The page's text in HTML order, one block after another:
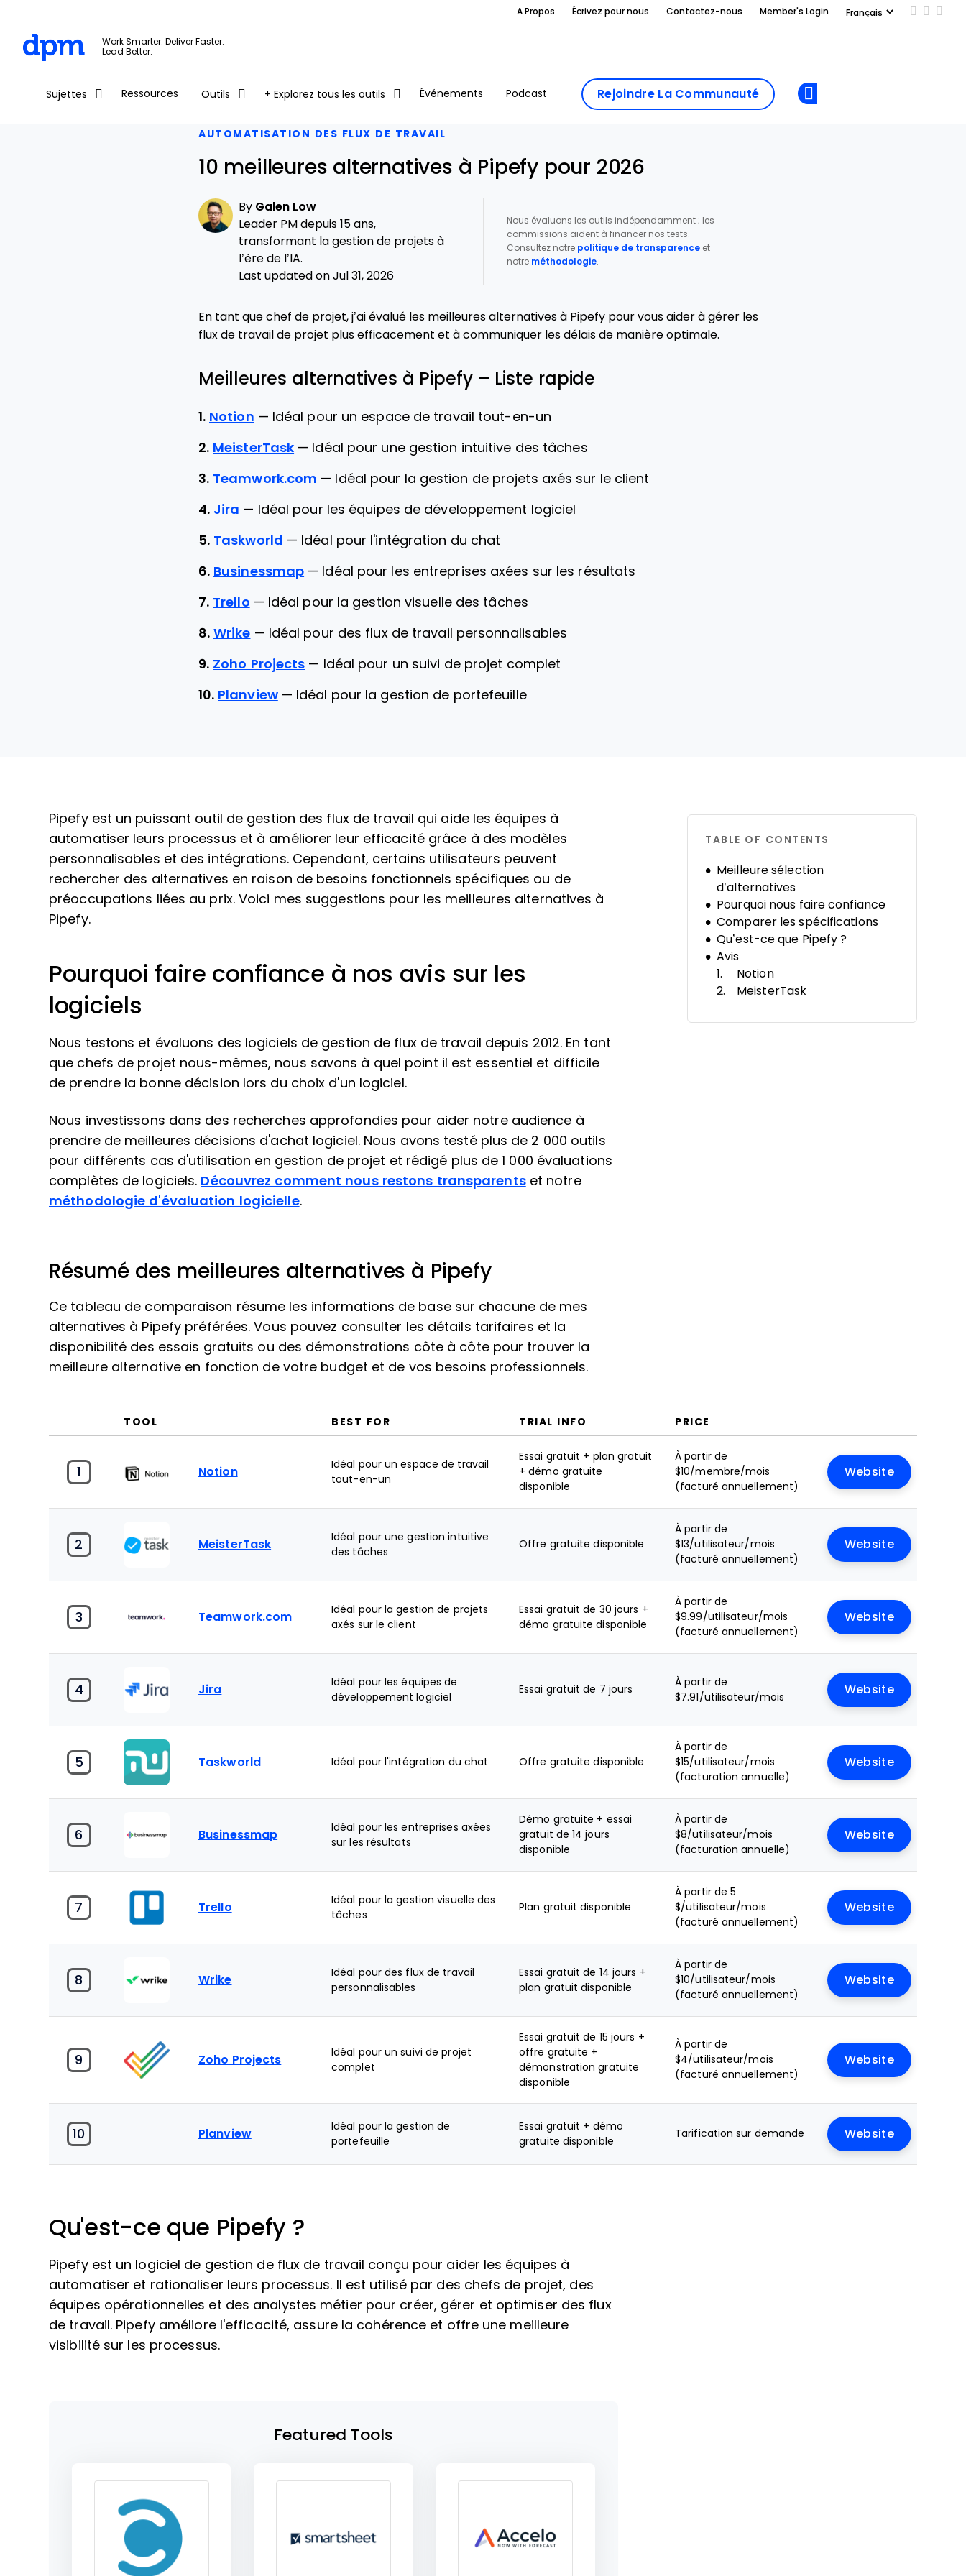
Skip to main content
A Propos Écrivez pour nous Contactez-nous Member's Login Add us
Follow
Work Smarter. Deliver Faster.
Lead Better.
Sujettes Ressources Outils + Explorez tous les outils Événements Podcast Rejoindre La Communauté
AUTOMATISATION DES FLUX DE TRAVAIL
10 meilleures alternatives à Pipefy pour 2026
By Galen Low
Leader PM depuis 15 ans,
transformant la gestion de projets à
l’ère de l’IA.
Last updated on Jul 31, 2026
Nous évaluons les outils indépendamment ; les
commissions aident à financer nos tests.
Consultez notre politique de transparenceet
notre méthodologie.
En tant que chef de projet, j’ai évalué les meilleures alternatives à Pipefy pour vous aider à gérer les
flux de travail de projet plus efficacement et à communiquer les délais de manière optimale.
Meilleures alternatives à Pipefy – Liste rapide
1. Notion — Idéal pour un espace de travail tout-en-un
2. MeisterTask — Idéal pour une gestion intuitive des tâches
3. Teamwork.com — Idéal pour la gestion de projets axés sur le client
4. Jira — Idéal pour les équipes de développement logiciel
5. Taskworld — Idéal pour l'intégration du chat
6. Businessmap — Idéal pour les entreprises axées sur les résultats
7. Trello — Idéal pour la gestion visuelle des tâches
8. Wrike — Idéal pour des flux de travail personnalisables
9. Zoho Projects — Idéal pour un suivi de projet complet
10. Planview — Idéal pour la gestion de portefeuille
Pipefy est un puissant outil de gestion des flux de travail qui aide les équipes à
automatiser leurs processus et à améliorer leur efficacité grâce à des modèles
personnalisables et des intégrations. Cependant, certains utilisateurs peuvent
rechercher des alternatives en raison de besoins fonctionnels spécifiques ou de
préoccupations liées au prix. Voici mes suggestions pour les meilleures alternatives à
Pipefy.
Pourquoi faire confiance à nos avis sur les
logiciels
Nous testons et évaluons des logiciels de gestion de flux de travail depuis 2012. En tant
que chefs de projet nous-mêmes, nous savons à quel point il est essentiel et difficile
de prendre la bonne décision lors du choix d'un logiciel.
Nous investissons dans des recherches approfondies pour aider notre audience à
prendre de meilleures décisions d'achat logiciel. Nous avons testé plus de 2 000 outils
pour différents cas d'utilisation en gestion de projet et rédigé plus de 1 000 évaluations
complètes de logiciels. Découvrez comment nous restons transparentset notre
méthodologie d'évaluation logicielle.
Résumé des meilleures alternatives à Pipefy
Ce tableau de comparaison résume les informations de base sur chacune de mes
alternatives à Pipefy préférées. Vous pouvez consulter les détails tarifaires et la
disponibilité des essais gratuits ou des démonstrations côte à côte pour trouver la
meilleure alternative en fonction de votre budget et de vos besoins professionnels.
TOOL BEST FOR TRIAL INFO PRICE
1 Notion
Idéal pour un espace de travail
tout-en-un
Essai gratuit + plan gratuit
+ démo gratuite
disponible
À partir de
$10/membre/mois
(facturé annuellement)
Website
2 MeisterTask
Idéal pour une gestion intuitive
des tâches
Offre gratuite disponible
À partir de
$13/utilisateur/mois
(facturé annuellement)
Website
3 Teamwork.com
Idéal pour la gestion de projets
axés sur le client
Essai gratuit de 30 jours +
démo gratuite disponible
À partir de
$9.99/utilisateur/mois
(facturé annuellement)
Website
4 Jira
Idéal pour les équipes de
développement logiciel
Essai gratuit de 7 jours
À partir de
$7.91/utilisateur/mois
Website
5 Taskworld Idéal pour l'intégration du chat Offre gratuite disponible
À partir de
$15/utilisateur/mois
(facturation annuelle)
Website
6 Businessmap
Idéal pour les entreprises axées
sur les résultats
Démo gratuite + essai
gratuit de 14 jours
disponible
À partir de
$8/utilisateur/mois
(facturation annuelle)
Website
7 Trello
Idéal pour la gestion visuelle des
tâches
Plan gratuit disponible
À partir de 5
$/utilisateur/mois
(facturé annuellement)
Website
8 Wrike
Idéal pour des flux de travail
personnalisables
Essai gratuit de 14 jours +
plan gratuit disponible
À partir de
$10/utilisateur/mois
(facturé annuellement)
Website
9 Zoho Projects
Idéal pour un suivi de projet
complet
Essai gratuit de 15 jours +
offre gratuite +
démonstration gratuite
disponible
À partir de
$4/utilisateur/mois
(facturé annuellement)
Website
10 Planview
Idéal pour la gestion de
portefeuille
Essai gratuit + démo
gratuite disponible
Tarification sur demande Website
Qu'est-ce que Pipefy ?
Pipefy est un logiciel de gestion de flux de travail conçu pour aider les équipes à
automatiser et rationaliser leurs processus. Il est utilisé par des chefs de projet, des
équipes opérationnelles et des analystes métier pour créer, gérer et optimiser des flux
de travail. Pipefy améliore l'efficacité, assure la cohérence et offre une meilleure
visibilité sur les processus.
Featured Tools
TABLE OF CONTENTS
Meilleure sélection
d’alternatives
Pourquoi nous faire confiance
Comparer les spécifications
Qu’est-ce que Pipefy ?
Avis
Notion
MeisterTask
Jira